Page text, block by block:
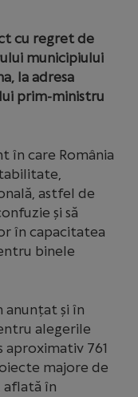
cu regret de
municipiului
la adresa
prim-ministru
în care România
astfel de
și să
în capacitatea
binele
anunțat și în
alegerile
aproximativ 761
majore de
aflată în